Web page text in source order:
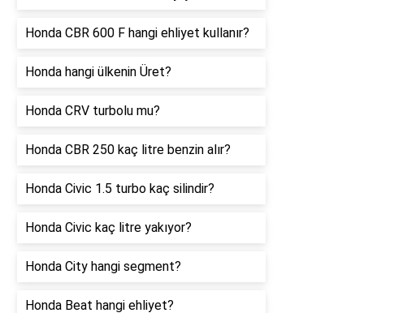
Honda CBR 600 F hangi ehliyet kullanır?
Honda hangi ülkenin Üret?
Honda CRV turbolu mu?
Honda CBR 250 kaç litre benzin alır?
Honda Civic 1.5 turbo kaç silindir?
Honda Civic kaç litre yakıyor?
Honda City hangi segment?
Honda Beat hangi ehliyet?